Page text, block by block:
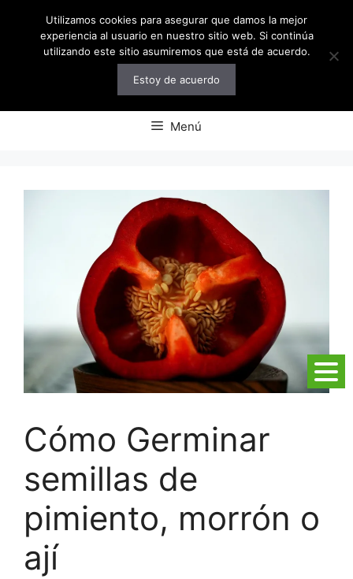
contenido
Menú
Cómo Germinar
semillas de
pimiento, morrón o
ají
Utilizamos cookies para asegurar que damos la mejor
experiencia al usuario en nuestro sitio web. Si continúa
utilizando este sitio asumiremos que está de acuerdo.
Estoy de acuerdo